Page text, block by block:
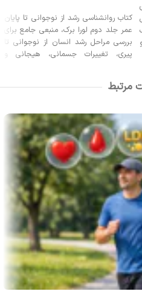
کتاب روانشناسی رشد از نوجوانی تا پایان
عمر جلد دوم لورا برک، منبعی جامع برای
بررسی مراحل رشد انسان از نوجوانی تا
پیری، تغییرات جسمانی، هیجانی و
دانشجویان و داوطلبان کنکور روانشناسی.
مرتبط